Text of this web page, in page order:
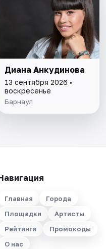
Диана Анкудинова
13 сентября 2026 •
воскресенье
Барнаул
Главная
Города
Площадки
Артисты
Рейтинги
Промокоды
О нас